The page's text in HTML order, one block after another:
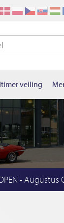
veiling
- Augustus